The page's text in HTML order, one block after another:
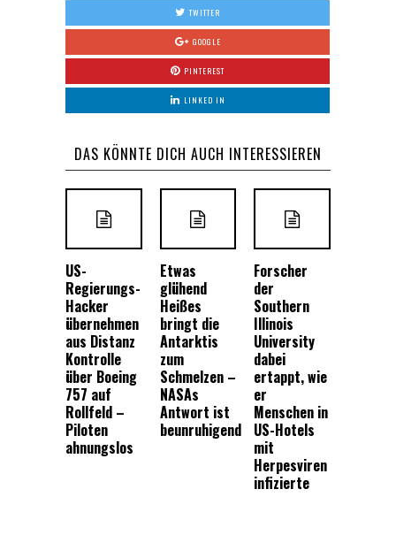
TWITTER
GOOGLE
PINTEREST
LINKED IN
DAS KÖNNTE DICH AUCH INTERESSIEREN
US-
Regierungs-
Hacker
übernehmen
aus Distanz
Kontrolle
über Boeing
757 auf
Rollfeld –
Piloten
ahnungslos
Etwas
glühend
Heißes
bringt die
Antarktis
zum
Schmelzen –
NASAs
Antwort ist
beunruhigend
Forscher
der
Southern
Illinois
University
dabei
ertappt, wie
er
Menschen in
US-Hotels
mit
Herpesviren
infizierte